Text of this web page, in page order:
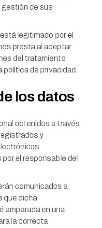
de sus
legitimado por el
presta al aceptar
del tratamiento
de privacidad.
los datos
obtenidos a través
y
el responsable del
comunicados a
que dicha
amparada en una
la correcta